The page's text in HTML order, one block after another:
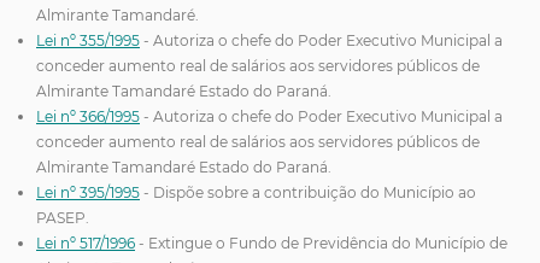
Almirante Tamandaré.
Lei nº 355/1995 - Autoriza o chefe do Poder Executivo Municipal a
conceder aumento real de salários aos servidores públicos de
Almirante Tamandaré Estado do Paraná.
Lei nº 366/1995 - Autoriza o chefe do Poder Executivo Municipal a
conceder aumento real de salários aos servidores públicos de
Almirante Tamandaré Estado do Paraná.
Lei nº 395/1995 - Dispõe sobre a contribuição do Município ao
PASEP.
Lei nº 517/1996 - Extingue o Fundo de Previdência do Município de